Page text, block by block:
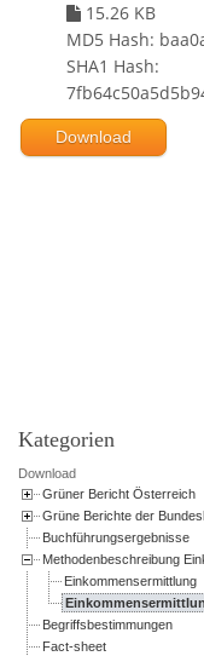
15.26 KB
MD5 Hash:
SHA1 Hash:
Download
Kategorien
Download
Grüner Bericht Österreich
Grüne Berichte der
Buchführungsergebnisse
Methodenbeschreibung
Einkommensermittlung
Begriffsbestimmungen
Fact-sheet